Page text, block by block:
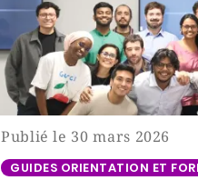
Publié le 30 mars 2026
GUIDES ORIENTATION ET